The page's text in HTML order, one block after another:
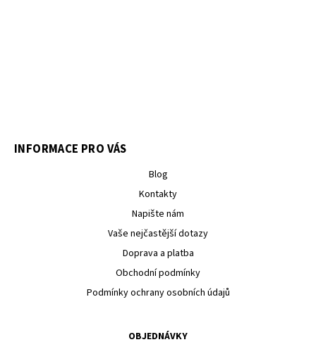
INFORMACE PRO VÁS
Blog
Kontakty
Napište nám
Vaše nejčastější dotazy
Doprava a platba
Obchodní podmínky
Podmínky ochrany osobních údajů
OBJEDNÁVKY